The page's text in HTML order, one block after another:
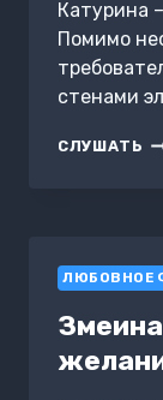
Катурина
Помимо
стенами
СЛУШАТЬ
ЛЮБОВНОЕ